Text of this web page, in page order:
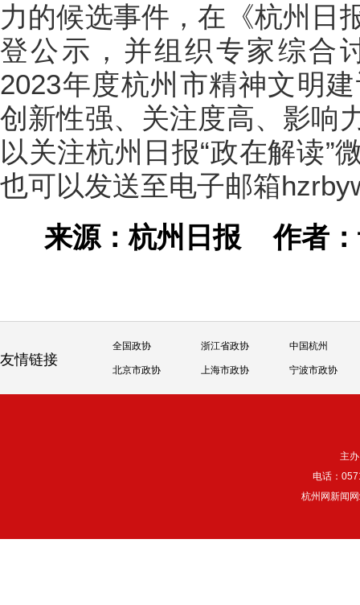
力的候选事件，在《杭州日
登公示，并组织专家综合
2023年度杭州市精神文明
创新性强、关注度高、影响
以关注杭州日报“政在解读”
也可以发送至电子邮箱
来源：杭州日报作者
友情链接
全国政协 浙江省政协 中国杭州
北京市政协 上海市政协 宁波市政协
主
电话：
杭州网新闻